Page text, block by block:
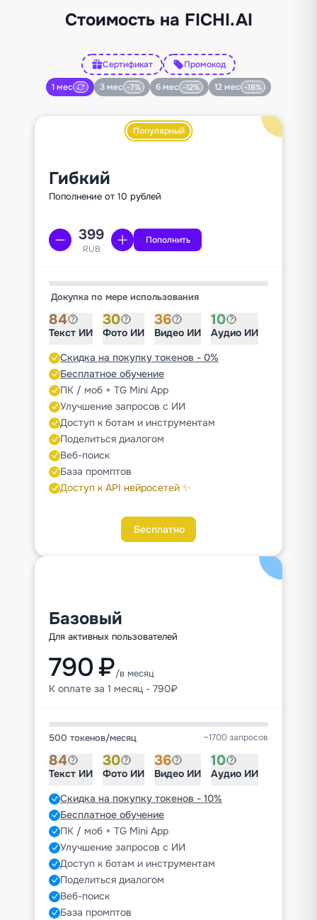
Стоимость на FICHI.AI
Сертификат
1 мес
3 мес -7% 6 мес -12% 12 мес -18%
Промокод
Популярный
Гибкий
Пополнение от 10 рублей
RUB
Пополнить
Докупка по мере использования
84
Текст ИИ
30
Фото ИИ
36
Видео ИИ
10
Аудио ИИ
Скидка на покупку токенов - 0%
Бесплатное обучение
ПК / моб + TG Mini App
Улучшение запросов с ИИ
Доступ к ботам и инструментам
Поделиться диалогом
Веб-поиск
База промптов
Доступ к API нейросетей ✨
Бесплатно
Базовый
Для активных пользователей
790 ₽/в месяц
К оплате за 1 месяц - 790₽
500 токенов/месяц ~1700 запросов
84
Текст ИИ
30
Фото ИИ
36
Видео ИИ
10
Аудио ИИ
Скидка на покупку токенов - 10%
Бесплатное обучение
ПК / моб + TG Mini App
Улучшение запросов с ИИ
Доступ к ботам и инструментам
Поделиться диалогом
Веб-поиск
База промптов